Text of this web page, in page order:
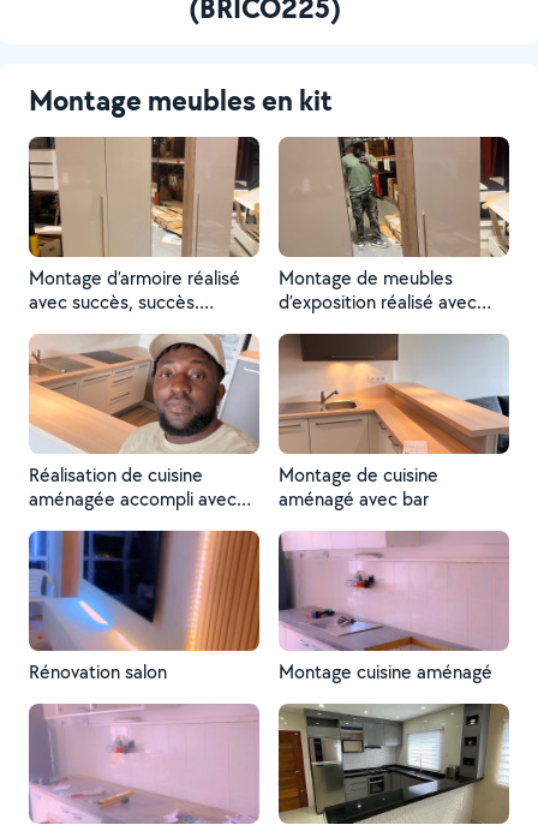
Montage meubles en kit
Montage d’armoire réalisé
avec succès, succès.
Montage de meubles
d’exposition réalisé avec
Réalisation de cuisine
aménagée accompli avec
Montage de cuisine
aménagé avec bar
Rénovation salon Montage cuisine aménagé